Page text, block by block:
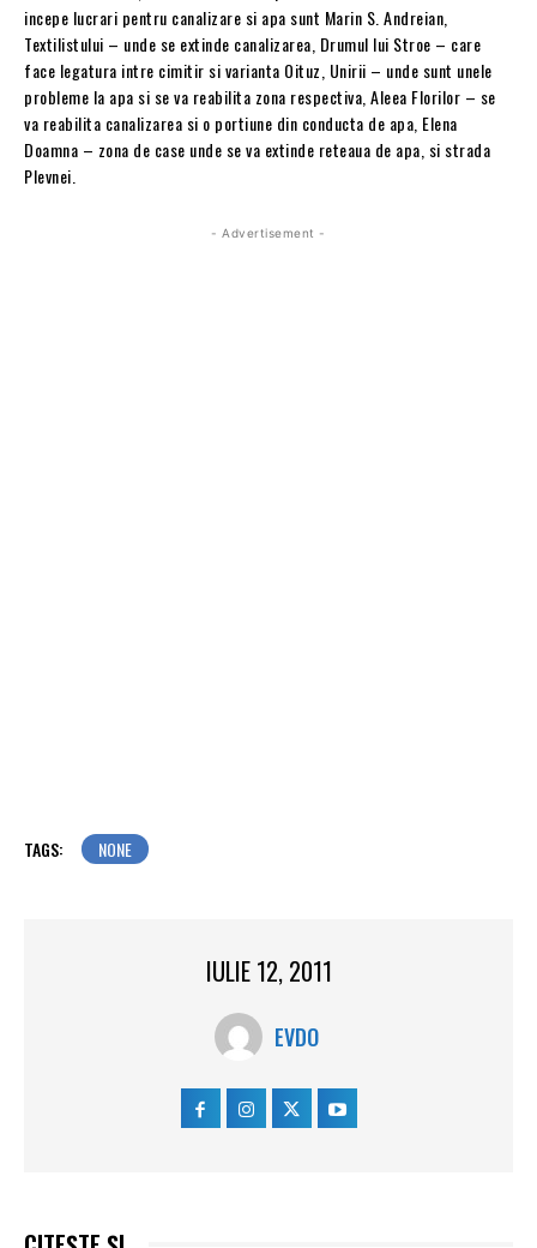
incepe lucrari pentru canalizare si apa sunt Marin S. Andreian,
Textilistului – unde se extinde canalizarea, Drumul lui Stroe – care
face legatura intre cimitir si varianta Oituz, Unirii – unde sunt unele
probleme la apa si se va reabilita zona respectiva, Aleea Florilor – se
va reabilita canalizarea si o portiune din conducta de apa, Elena
Doamna – zona de case unde se va extinde reteaua de apa, si strada
Plevnei.
- Advertisement -
TAGS: NONE
IULIE 12, 2011
EVDO